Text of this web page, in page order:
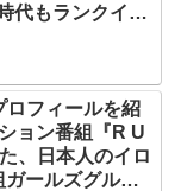
代もランクイ
ロフィールを紹
ョン番組『R U
、日本人のイロ
ールズグルー